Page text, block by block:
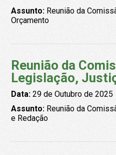
Assunto:Reunião da
Orçamento
Reunião da
Legislação,
Data:29 de Outubro de 2025
Assunto:Reunião da
e Redação